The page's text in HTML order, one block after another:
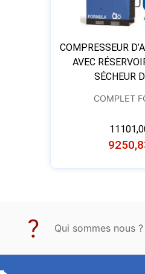
COMPRESSEUR
AVEC
SÉCHEUR
COMPLET
Qui sommes nous ?